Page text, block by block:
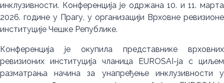
инклузивности. Конференција је одржана 10. и 11. марта
2026. године у Прагу, у организацији Врховне ревизионе
институције Чешке Републике.
Конференција је окупила представнике врховних
ревизионих институција чланица EUROSAI-ја с циљем
разматрања начина за унапређење инклузивности у